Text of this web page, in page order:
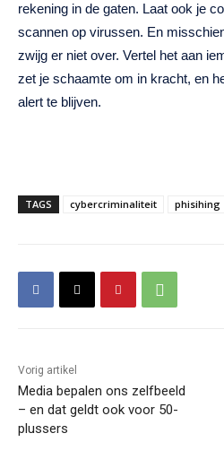
rekening in de gaten. Laat ook je
scannen op virussen. En
zwijg er niet over. Vertel het aan
zet je schaamte om in kracht, en
alert te blijven.
TAGS cybercriminaliteit phisihing
Vorig artikel
Media bepalen ons zelfbeeld
– en dat geldt ook voor 50-
plussers